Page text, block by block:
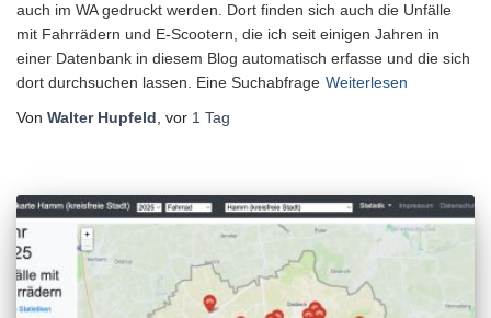
auch im WA gedruckt werden. Dort finden sich auch die Unfälle
mit Fahrrädern und E-Scootern, die ich seit einigen Jahren in
einer Datenbank in diesem Blog automatisch erfasse und die sich
dort durchsuchen lassen. Eine Suchabfrage Weiterlesen
Von Walter Hupfeld, vor 1 Tag